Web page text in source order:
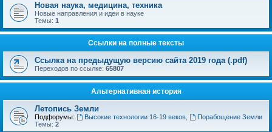
Новая наука, медицина, техника
Новые направления и идеи в науке
Темы: 1
Ссылки на полные тексты
Ссылка на предыдущую версию сайта 2019 года (.pdf)
Переходов по ссылке: 65807
Альтернативная история
Летопись Земли
Подфорумы: Высокие технологии 16-19 веков,
Порабощение Земли
Темы: 2